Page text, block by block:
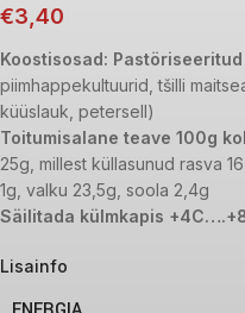
€3,40
Koostisosad:
piimhappekultuurid, tšilli
küüslauk, petersell)
Toitumisalane teave 100g
25g, millest küllasunud rasva
1g, valku 23,5g, soola 2,4g
Säilitada külmkapis
Lisainfo